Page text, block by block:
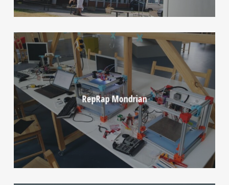
RepRap Mondrian